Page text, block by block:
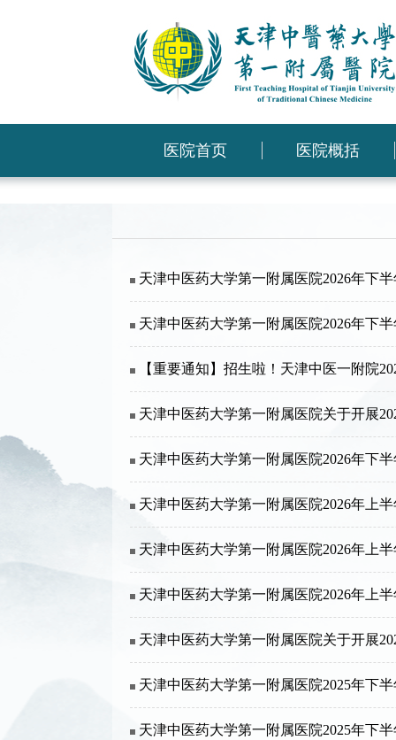
医院首页 医院概括
天津中医药大学第一附属医院2026年下
天津中医药大学第一附属医院2026年下
【重要通知】招生啦！天津中医一附院
天津中医药大学第一附属医院关于开展
天津中医药大学第一附属医院2026年下
天津中医药大学第一附属医院2026年上
天津中医药大学第一附属医院2026年上
天津中医药大学第一附属医院2026年上
天津中医药大学第一附属医院关于开展
天津中医药大学第一附属医院2025年下
天津中医药大学第一附属医院2025年下